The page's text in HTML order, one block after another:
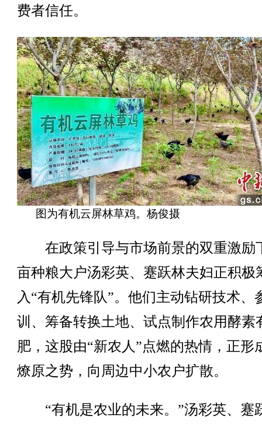
费者信任。
图为有机云屏林草鸡。杨俊摄
在政策引导与市场前景的双重激励
亩种粮大户汤彩英、蹇跃林夫妇正积极
入“有机先锋队”。他们主动钻研技术、
训、筹备转换土地、试点制作农用酵素
肥，这股由“新农人”点燃的热情，正形
燎原之势，向周边中小农户扩散。
“有机是农业的未来。”汤彩英、蹇